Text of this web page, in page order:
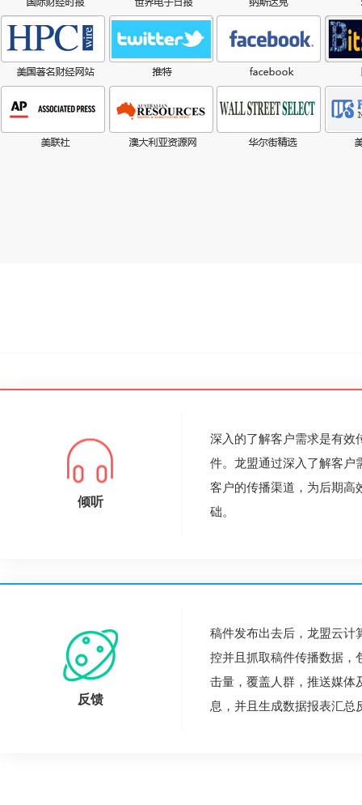
倾听
深入的了解客户需求是有效
件。龙盟通过深入了解客户
客户的传播渠道，为后期高
础。
反馈
稿件发布出去后，龙盟云计
控并且抓取稿件传播数据，
击量，覆盖人群，推送媒体
息，并且生成数据报表汇总